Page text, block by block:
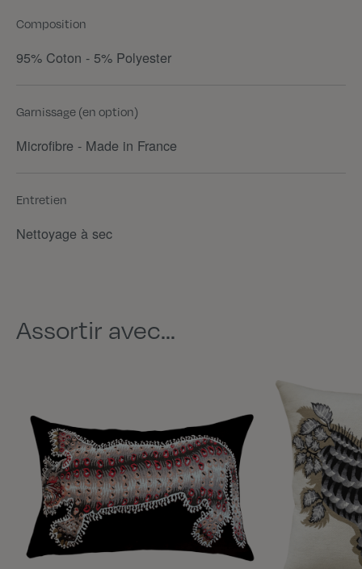
Composition
95% Coton - 5% Polyester
Garnissage (en option)
Microfibre - Made in France
Entretien
Nettoyage à sec
Assortir avec...